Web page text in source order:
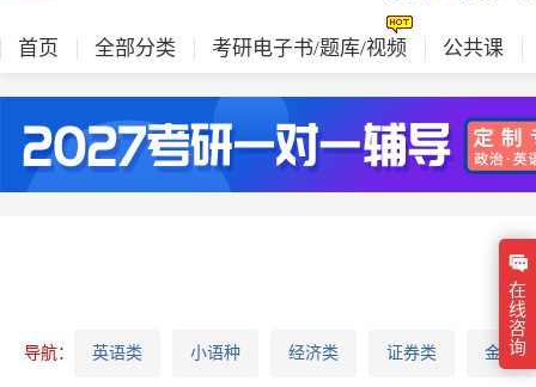
首页 全部分类 考研电子书/题库/视频 公共课
导航： 英语类 小语种 经济类 证券类 金融类
在
线
咨
询